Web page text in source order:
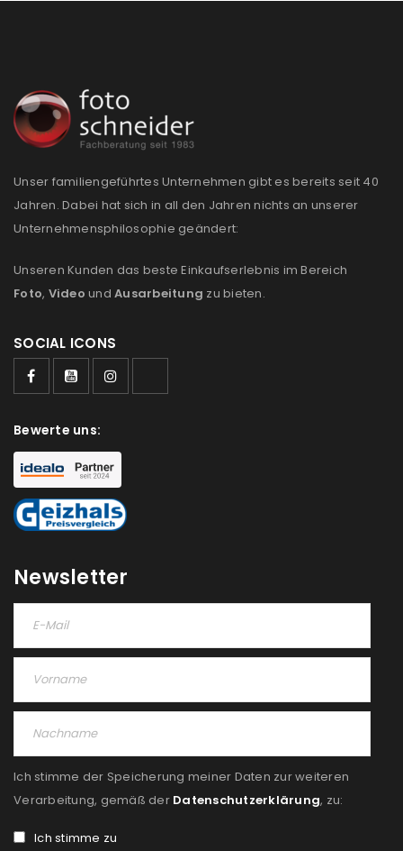
E-Mail-Adresse
Ein Link zum Erstellen eines neuen Passworts wird an
deine E-Mail-Adresse gesendet.
Please select all the ways you would like to hear from
Ich stimme zu
Ja, ich möchte ein Kundenkonto eröffnen und
REGISTRIEREN
Unser familiengeführtes Unternehmen gibt es bereits seit 40
Jahren. Dabei hat sich in all den Jahren nichts an unserer
Unternehmensphilosophie geändert:
Unseren Kunden das beste Einkaufserlebnis im Bereich
Foto, Video und Ausarbeitung zu bieten.
SOCIAL ICONS
Bewerte uns:
Newsletter
Ich stimme der Speicherung meiner Daten zur weiteren
Verarbeitung, gemäß der Datenschutzerklärung, zu:
Ich stimme zu